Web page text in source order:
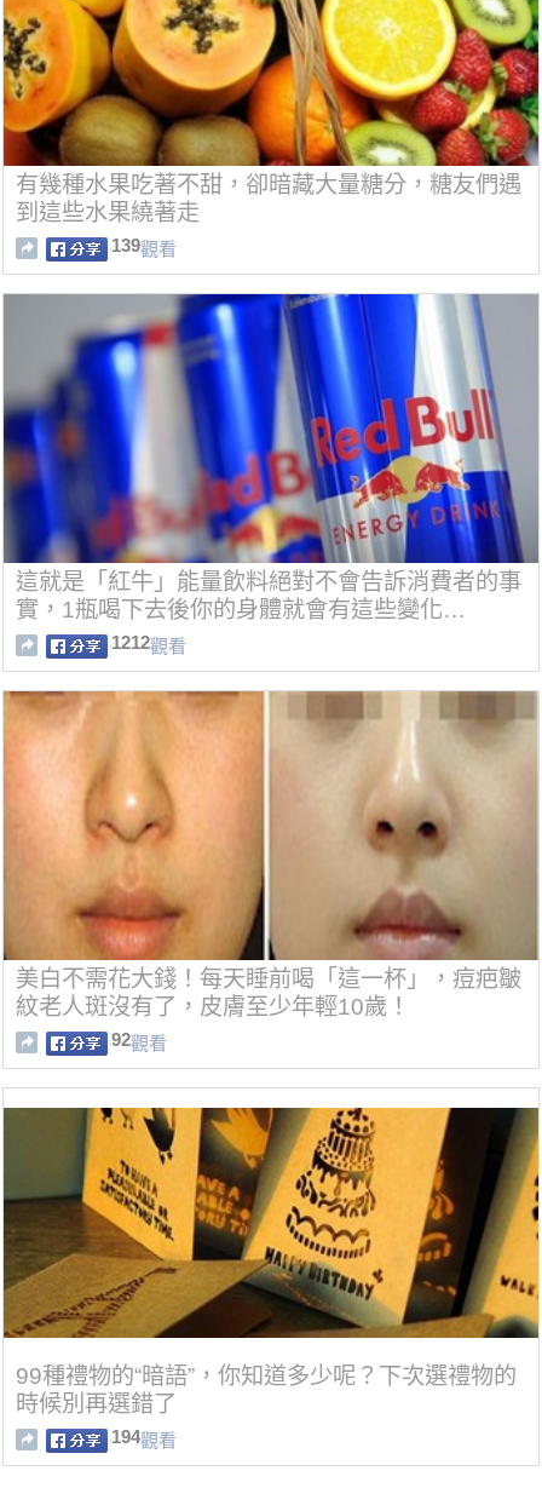
有幾種水果吃著不甜，卻暗藏大量糖分，糖友們遇
到這些水果繞著走
139觀看
這就是「紅牛」能量飲料絕對不會告訴消費者的事
實，1瓶喝下去後你的身體就會有這些變化…
1212觀看
美白不需花大錢！每天睡前喝「這一杯」，痘疤皺
紋老人斑沒有了，皮膚至少年輕10歲！
92觀看
99種禮物的“暗語”，你知道多少呢？下次選禮物的
時候別再選錯了
194觀看